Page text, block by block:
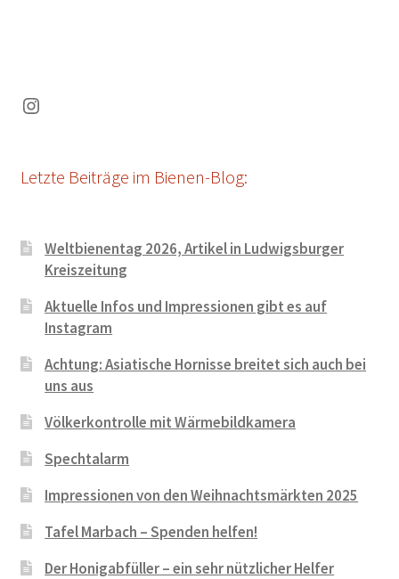
Instagram
Letzte Beiträge im Bienen-Blog:
Weltbienentag 2026, Artikel in Ludwigsburger
Kreiszeitung
Aktuelle Infos und Impressionen gibt es auf
Instagram
Achtung: Asiatische Hornisse breitet sich auch bei
uns aus
Völkerkontrolle mit Wärmebildkamera
Spechtalarm
Impressionen von den Weihnachtsmärkten 2025
Tafel Marbach – Spenden helfen!
Der Honigabfüller – ein sehr nützlicher Helfer